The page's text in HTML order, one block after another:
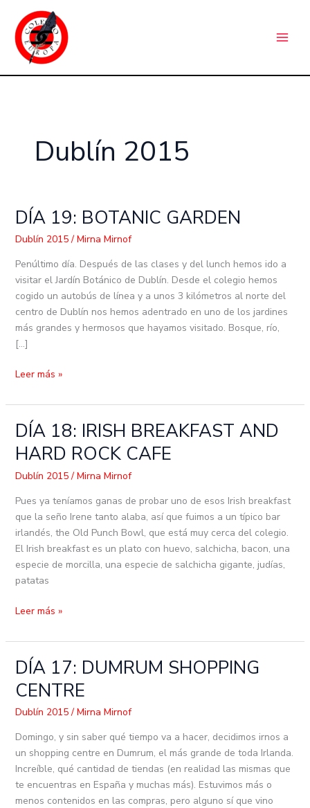
contenido
Dublín 2015
DÍA 19: BOTANIC GARDEN
Dublín 2015/ Mirna Mirnof
Penúltimo día. Después de las clases y del lunch hemos ido a
visitar el Jardín Botánico de Dublín. Desde el colegio hemos
cogido un autobús de línea y a unos 3 kilómetros al norte del
centro de Dublín nos hemos adentrado en uno de los jardines
más grandes y hermosos que hayamos visitado. Bosque, río,
[…]
DÍA
BOTANIC
GARDEN
Leer más »
DÍA 18: IRISH BREAKFAST AND
HARD ROCK CAFE
Dublín 2015/ Mirna Mirnof
Pues ya teníamos ganas de probar uno de esos Irish breakfast
que la seño Irene tanto alaba, así que fuimos a un típico bar
irlandés, the Old Punch Bowl, que está muy cerca del colegio.
El Irish breakfast es un plato con huevo, salchicha, bacon, una
especie de morcilla, una especie de salchicha gigante, judías,
patatas
DÍA
IRISH
BREAKFAST
HARD
ROCK
CAFE
Leer más »
DÍA 17: DUMRUM SHOPPING
CENTRE
Dublín 2015/ Mirna Mirnof
Domingo, y sin saber qué tiempo va a hacer, decidimos irnos a
un shopping centre en Dumrum, el más grande de toda Irlanda.
Increíble, qué cantidad de tiendas (en realidad las mismas que
te encuentras en España y muchas más). Estuvimos más o
menos contenidos en las compras, pero alguno sí que vino
DÍA
DUMRUM
SHOPPING
a
t